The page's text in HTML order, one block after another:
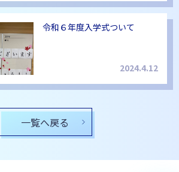
一覧へ戻る
令和６年度入学式ついて
2024.4.12